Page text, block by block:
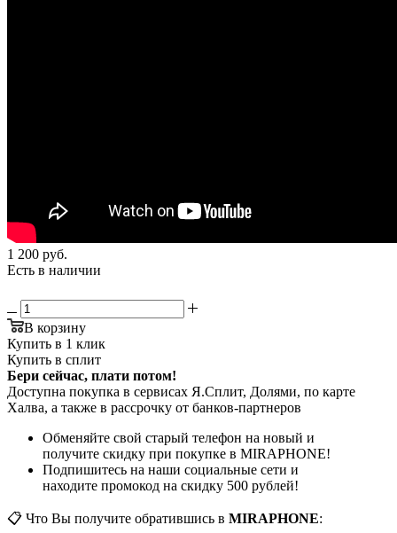
1 200 руб.
Есть в наличии
В корзину
Купить в 1 клик
Купить в сплит
Бери сейчас, плати потом!
Доступна покупка в сервисах Я.Сплит, Долями, по карте
Халва, а также в рассрочку от банков-партнеров
Обменяйте свой старый телефон на новый и
получите скидку при покупке в MIRAPHONE!
Подпишитесь на наши социальные сети и
находите промокод на скидку 500 рублей!
📋 Что Вы получите обратившись в MIRAPHONE: